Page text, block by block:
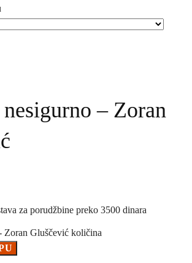
za porudžbine preko 3500 dinara
– Zoran
Zoran Gluščević količina